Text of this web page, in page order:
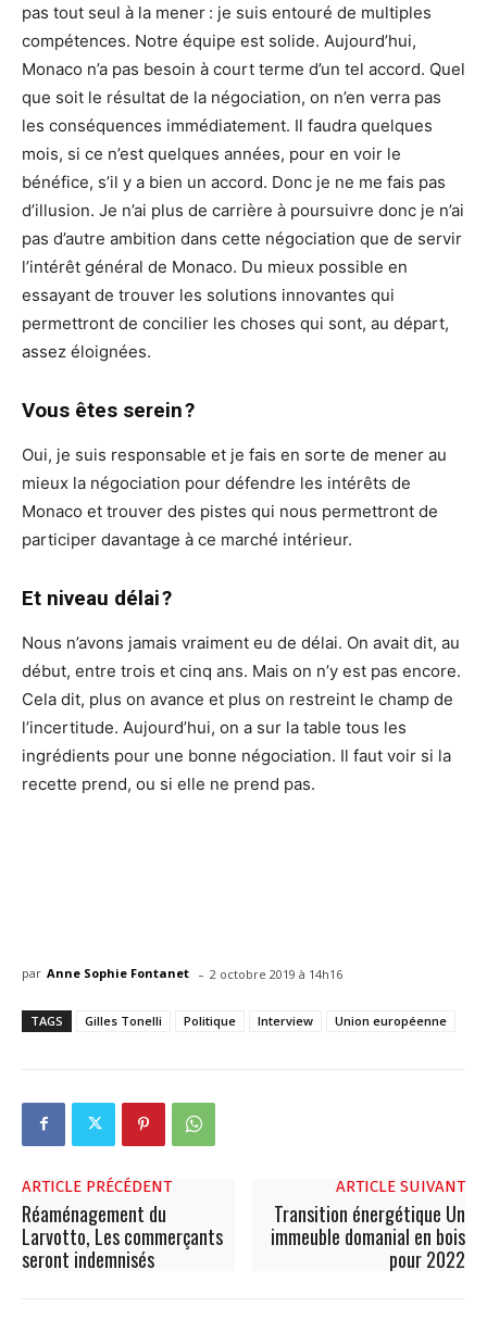
pas tout seul à la mener : je suis entouré de multiples
compétences. Notre équipe est solide. Aujourd’hui,
Monaco n’a pas besoin à court terme d’un tel accord. Quel
que soit le résultat de la négociation, on n’en verra pas
les conséquences immédiatement. Il faudra quelques
mois, si ce n’est quelques années, pour en voir le
bénéfice, s’il y a bien un accord. Donc je ne me fais pas
d’illusion. Je n’ai plus de carrière à poursuivre donc je n’ai
pas d’autre ambition dans cette négociation que de servir
l’intérêt général de Monaco. Du mieux possible en
essayant de trouver les solutions innovantes qui
permettront de concilier les choses qui sont, au départ,
assez éloignées.
Vous êtes serein ?
Oui, je suis responsable et je fais en sorte de mener au
mieux la négociation pour défendre les intérêts de
Monaco et trouver des pistes qui nous permettront de
participer davantage à ce marché intérieur.
Et niveau délai ?
Nous n’avons jamais vraiment eu de délai. On avait dit, au
début, entre trois et cinq ans. Mais on n’y est pas encore.
Cela dit, plus on avance et plus on restreint le champ de
l’incertitude. Aujourd’hui, on a sur la table tous les
ingrédients pour une bonne négociation. Il faut voir si la
recette prend, ou si elle ne prend pas.
par Anne Sophie Fontanet - 2 octobre 2019 à 14h16
TAGS Gilles Tonelli Politique Interview Union européenne
ARTICLE PRÉCÉDENT
Réaménagement du
Larvotto, Les commerçants
seront indemnisés
ARTICLE SUIVANT
Transition énergétique Un
immeuble domanial en bois
pour 2022